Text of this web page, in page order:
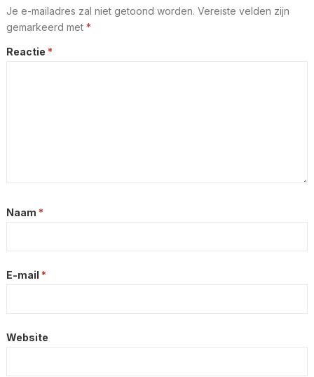
Je e-mailadres zal niet getoond worden. Vereiste velden zijn
gemarkeerd met *
Reactie *
Naam *
E-mail *
Website